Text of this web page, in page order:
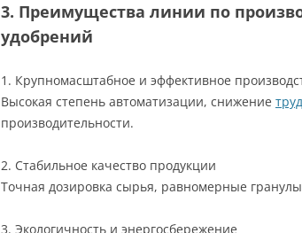
3. Преимущества линии по
удобрений
1. Крупномасштабное и эффективное
Высокая степень автоматизации, снижение
производительности.
2. Стабильное качество продукции
Точная дозировка сырья, равномерные
3. Экологичность и энергосбережение